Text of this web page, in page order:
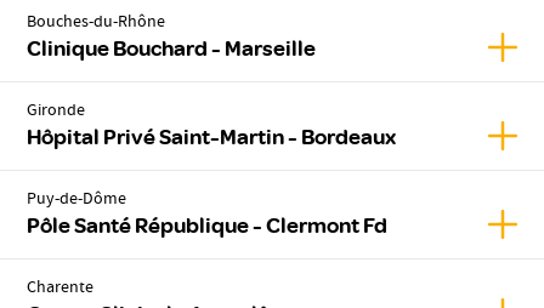
Bouches-du-Rhône
Clinique Bouchard - Marseille
Gironde
Hôpital Privé Saint-Martin - Bordeaux
Puy-de-Dôme
Pôle Santé République - Clermont Fd
Charente